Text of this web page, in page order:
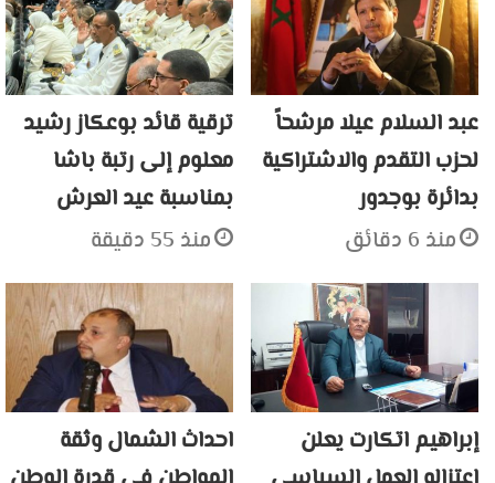
عبد السلام عيلا مرشحاً
لحزب التقدم والاشتراكية
بدائرة بوجدور
منذ 6 دقائق
ترقية قائد بوعكاز رشيد
معلوم إلى رتبة باشا
بمناسبة عيد العرش
منذ 55 دقيقة
إبراهيم اتكارت يعلن
احداث الشمال وثقة